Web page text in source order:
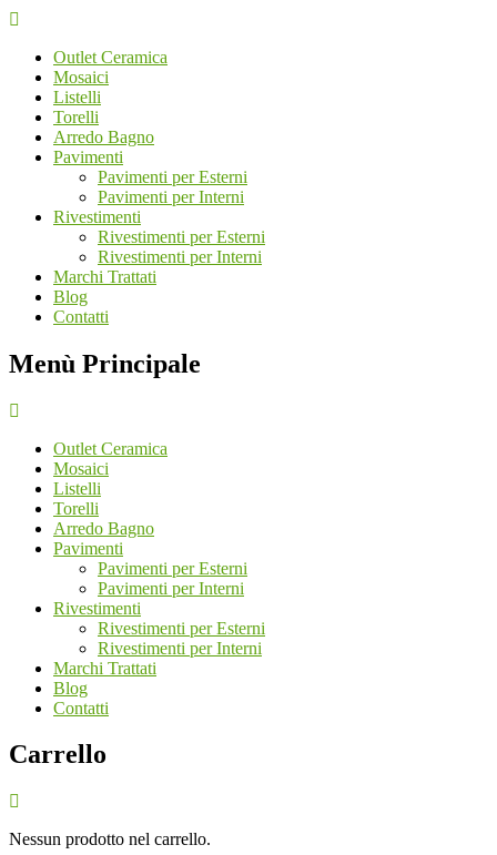
Outlet Ceramica
Mosaici
Listelli
Torelli
Arredo Bagno
Pavimenti
Pavimenti per Esterni
Pavimenti per Interni
Rivestimenti
Rivestimenti per Esterni
Rivestimenti per Interni
Marchi Trattati
Blog
Contatti
Menù Principale
Outlet Ceramica
Mosaici
Listelli
Torelli
Arredo Bagno
Pavimenti
Pavimenti per Esterni
Pavimenti per Interni
Rivestimenti
Rivestimenti per Esterni
Rivestimenti per Interni
Marchi Trattati
Blog
Contatti
Carrello
Nessun prodotto nel carrello.